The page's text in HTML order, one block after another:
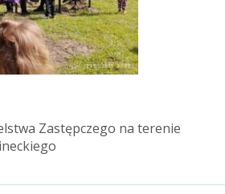
Zastępczego na terenie